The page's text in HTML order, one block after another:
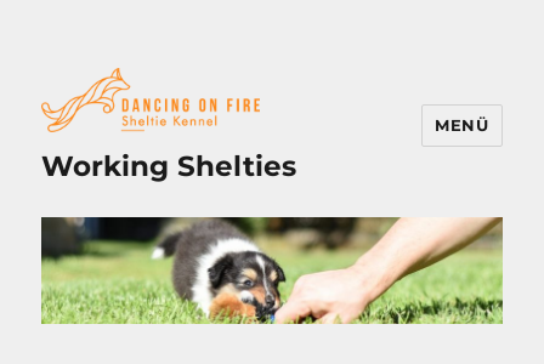
Working Shelties
MENÜ